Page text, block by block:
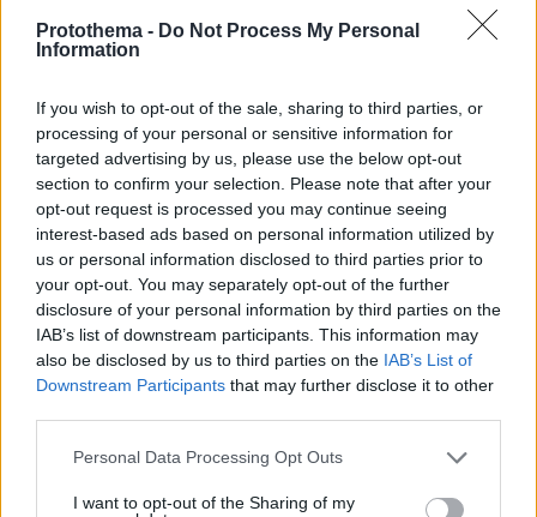
Protothema - Do Not Process My Personal
Information
If you wish to opt-out of the sale, sharing to third parties, or
processing of your personal or sensitive information for
targeted advertising by us, please use the below opt-out
section to confirm your selection. Please note that after your
opt-out request is processed you may continue seeing
interest-based ads based on personal information utilized by
us or personal information disclosed to third parties prior to
your opt-out. You may separately opt-out of the further
disclosure of your personal information by third parties on the
IAB’s list of downstream participants. This information may
also be disclosed by us to third parties on the IAB’s List of
Downstream Participants that may further disclose it to other
Please note that this website/app uses one or more Google
not limited to your visit or usage behaviour. You may click to
Personal Data Processing Opt Outs
I want to opt-out of the Sharing of my
Σκέρτσος: «Στατιστική παγίδα» το ότι 7 στους 10
έχουν καταθέσεις κάτω από 1.000 ευρώ, τι
δείχνουν τα στοιχεία